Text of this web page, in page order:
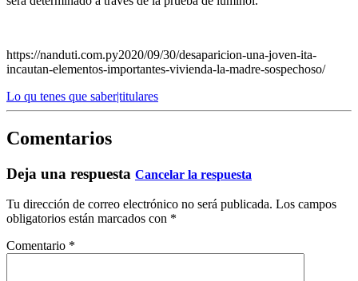
https://nanduti.com.py2020/09/30/desaparicion-una-joven-ita-
incautan-elementos-importantes-vivienda-la-madre-sospechoso/
Lo qu tenes que saber|titulares
Comentarios
Deja una respuesta Cancelar la respuesta
Tu dirección de correo electrónico no será publicada. Los campos
obligatorios están marcados con *
Comentario *